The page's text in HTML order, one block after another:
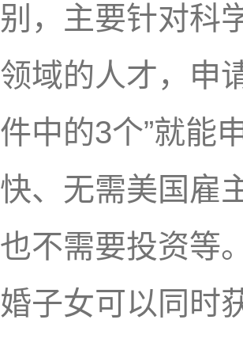
别，主要针对科
领域的人才，申
件中的3个”就能
快、无需美国雇
也不需要投资等
婚子女可以同时